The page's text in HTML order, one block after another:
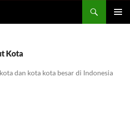
Kota
dan kota kota besar di Indonesia